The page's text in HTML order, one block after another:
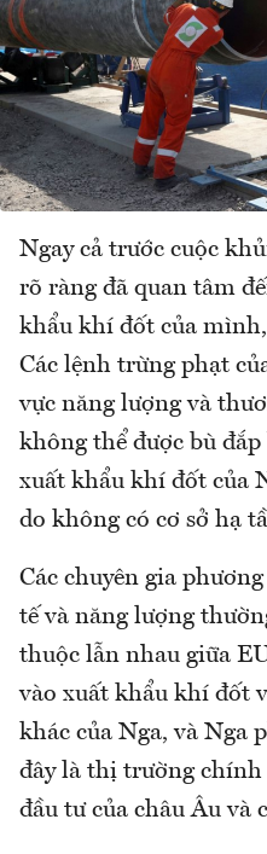
Ngay cả trước cuộc
rõ ràng đã quan tâm
khẩu khí đốt của
Các lệnh trừng phạt
vực năng lượng và
không thể được bù
xuất khẩu khí đốt của
do không có cơ sở hạ
Các chuyên gia
tế và năng lượng
thuộc lẫn nhau giữa
vào xuất khẩu khí đốt
khác của Nga, và Nga
đây là thị trường
đầu tư của châu Âu và